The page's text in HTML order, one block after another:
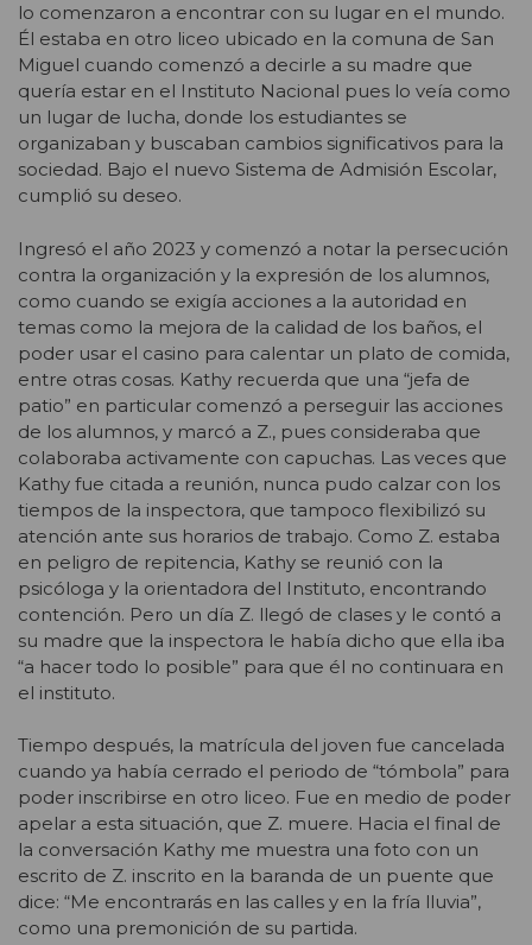
lo comenzaron a encontrar con su lugar en el mundo.
Él estaba en otro liceo ubicado en la comuna de San
Miguel cuando comenzó a decirle a su madre que
quería estar en el Instituto Nacional pues lo veía como
un lugar de lucha, donde los estudiantes se
organizaban y buscaban cambios significativos para la
sociedad. Bajo el nuevo Sistema de Admisión Escolar,
cumplió su deseo.
Ingresó el año 2023 y comenzó a notar la persecución
contra la organización y la expresión de los alumnos,
como cuando se exigía acciones a la autoridad en
temas como la mejora de la calidad de los baños, el
poder usar el casino para calentar un plato de comida,
entre otras cosas. Kathy recuerda que una “jefa de
patio” en particular comenzó a perseguir las acciones
de los alumnos, y marcó a Z., pues consideraba que
colaboraba activamente con capuchas. Las veces que
Kathy fue citada a reunión, nunca pudo calzar con los
tiempos de la inspectora, que tampoco flexibilizó su
atención ante sus horarios de trabajo. Como Z. estaba
en peligro de repitencia, Kathy se reunió con la
psicóloga y la orientadora del Instituto, encontrando
contención. Pero un día Z. llegó de clases y le contó a
su madre que la inspectora le había dicho que ella iba
“a hacer todo lo posible” para que él no continuara en
el instituto.
Tiempo después, la matrícula del joven fue cancelada
cuando ya había cerrado el periodo de “tómbola” para
poder inscribirse en otro liceo. Fue en medio de poder
apelar a esta situación, que Z. muere. Hacia el final de
la conversación Kathy me muestra una foto con un
escrito de Z. inscrito en la baranda de un puente que
dice: “Me encontrarás en las calles y en la fría lluvia”,
como una premonición de su partida.